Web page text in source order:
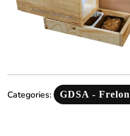
Categories: GDSA -